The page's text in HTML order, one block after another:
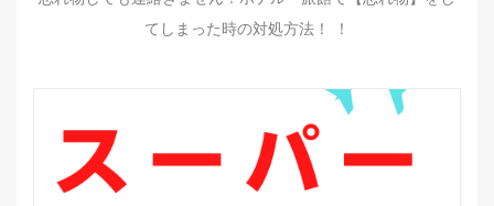
てしまった時の対処方法！ ！